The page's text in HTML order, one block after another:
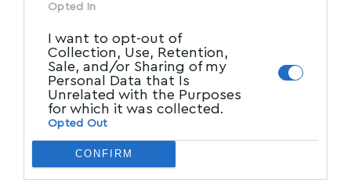
Opted In
I want to opt-out of
Collection, Use, Retention,
Sale, and/or Sharing of my
Personal Data that Is
Unrelated with the Purposes
for which it was collected.
Opted Out
CONFIRM
Facebook